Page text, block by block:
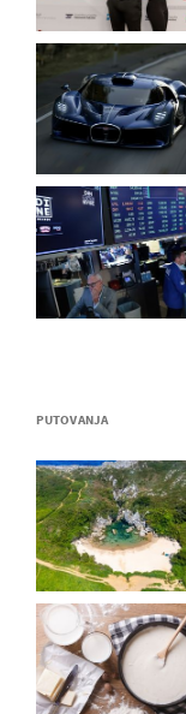
PUTOVANJA